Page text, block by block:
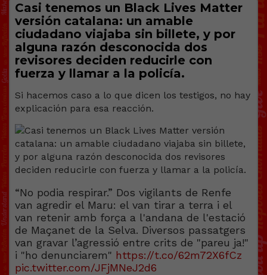
Casi tenemos un Black Lives Matter
versión catalana: un amable
ciudadano viajaba sin billete, y por
alguna razón desconocida dos
revisores deciden reducirle con
fuerza y llamar a la policía.
Si hacemos caso a lo que dicen los testigos, no hay
explicación para esa reacción.
“No podia respirar.” Dos vigilants de Renfe
van agredir el Maru: el van tirar a terra i el
van retenir amb força a l'andana de l'estació
de Maçanet de la Selva. Diversos passatgers
van gravar l’agressió entre crits de "pareu ja!"
i "ho denunciarem" https://t.co/62m72X6fCz
pic.twitter.com/JFjMNeJ2d6